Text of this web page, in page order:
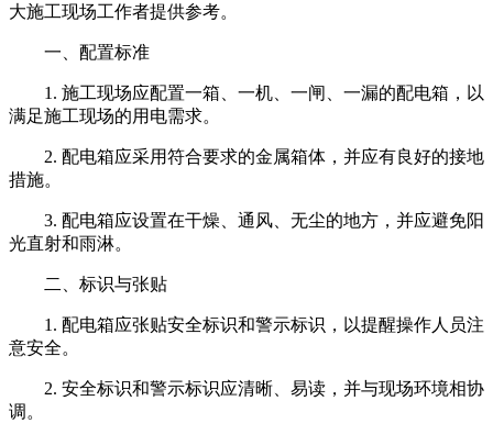
大施工现场工作者提供参考。
一、配置标准
1. 施工现场应配置一箱、一机、一闸、一漏的配电箱，以
满足施工现场的用电需求。
2. 配电箱应采用符合要求的金属箱体，并应有良好的接地
措施。
3. 配电箱应设置在干燥、通风、无尘的地方，并应避免阳
光直射和雨淋。
二、标识与张贴
1. 配电箱应张贴安全标识和警示标识，以提醒操作人员注
意安全。
2. 安全标识和警示标识应清晰、易读，并与现场环境相协
调。